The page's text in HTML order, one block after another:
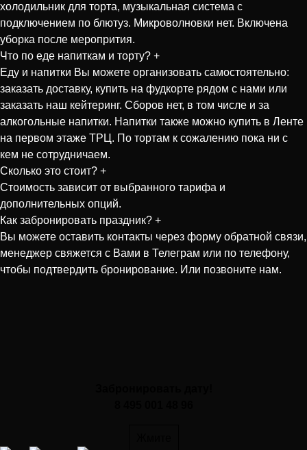
холодильник для торта, музыкальная система с
подключением по блютуз. Микроволновки нет. Включена
уборка после меропрития.
Что по еде напиткам и торту? +
Еду и напитки Вы можете организовать самостоятельно:
заказать доставку, купить на фудкорте рядом с нами или
заказать наш кейтеринг. Сборов нет, в том числе и за
алкогольные напитки. Напитки также можно купить в Ленте
на первом этаже ТРЦ. По тортам к сожалению пока ни с
кем не сотрудничаем.
Сколько это стоит? +
Стоимость зависит от выбранного тарифа и
дополнительных опций.
Как забронировать праздник? +
Вы можете оставить контакты через форму обратной связи,
менеджер свяжется с Вами в Телеграм или по телефону,
чтобы подтвердить бронирование. Или позвоните нам.